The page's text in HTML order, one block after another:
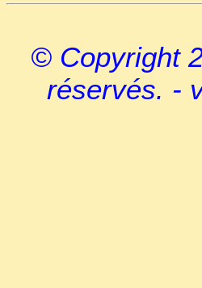
© Copyright
réservés. -